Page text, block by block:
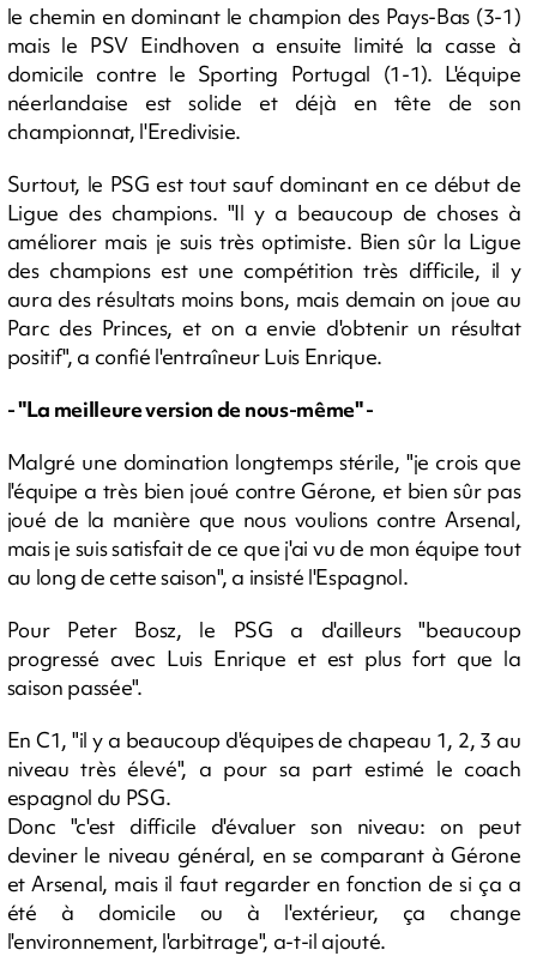
le chemin en dominant le champion des Pays-Bas (3-1)
mais le PSV Eindhoven a ensuite limité la casse à
domicile contre le Sporting Portugal (1-1). L'équipe
néerlandaise est solide et déjà en tête de son
championnat, l'Eredivisie.
Surtout, le PSG est tout sauf dominant en ce début de
Ligue des champions. "Il y a beaucoup de choses à
améliorer mais je suis très optimiste. Bien sûr la Ligue
des champions est une compétition très difficile, il y
aura des résultats moins bons, mais demain on joue au
Parc des Princes, et on a envie d'obtenir un résultat
positif", a confié l'entraîneur Luis Enrique.
- "La meilleure version de nous-même" -
Malgré une domination longtemps stérile, "je crois que
l'équipe a très bien joué contre Gérone, et bien sûr pas
joué de la manière que nous voulions contre Arsenal,
mais je suis satisfait de ce que j'ai vu de mon équipe tout
au long de cette saison", a insisté l'Espagnol.
Pour Peter Bosz, le PSG a d'ailleurs "beaucoup
progressé avec Luis Enrique et est plus fort que la
saison passée".
En C1, "il y a beaucoup d'équipes de chapeau 1, 2, 3 au
niveau très élevé", a pour sa part estimé le coach
espagnol du PSG.
Donc "c'est difficile d'évaluer son niveau: on peut
deviner le niveau général, en se comparant à Gérone
et Arsenal, mais il faut regarder en fonction de si ça a
été à domicile ou à l'extérieur, ça change
l'environnement, l'arbitrage", a-t-il ajouté.